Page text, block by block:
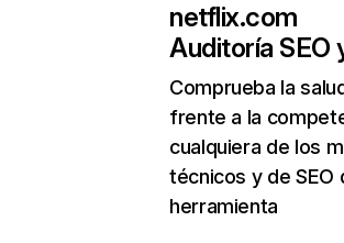
netflix.com
Auditoría SEO
Comprueba la
frente a la
cualquiera de los
técnicos y de SEO
herramienta